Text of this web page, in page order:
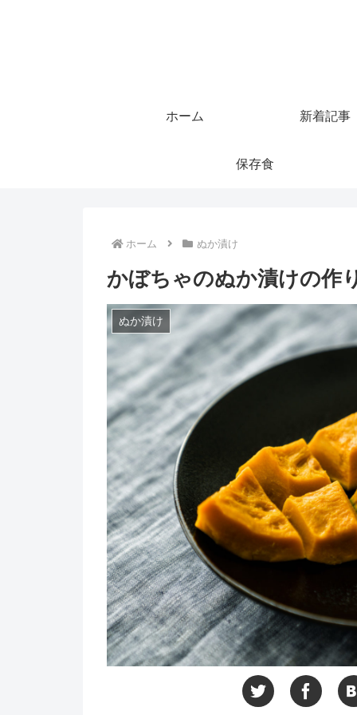
ホーム 新着記事
保存食
ホーム ぬか漬け
かぼちゃのぬか漬けの作
ぬか漬け